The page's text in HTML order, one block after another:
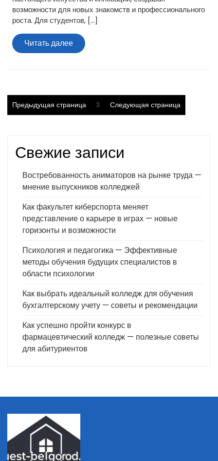
возможности для новых знакомств и профессионального
роста. Для студентов, […]
Читать далееЧитать
далее
Пагинация
записей
Предыдущая страница Страница
3 Следующая страница
Свежие записи
Востребованность аниматоров на рынке труда —
мнение выпускников колледжей
Как факультет киберспорта меняет
представление о карьере в играх — новые
горизонты и возможности
Психология и педагогика — Эффективные
методы обучения будущих специалистов в
области психологии
Как выбрать идеальный колледж для обучения
бухгалтерскому учету — советы и рекомендации
Как успешно пройти конкурс в
фармацевтический колледж — полезные советы
для абитуриентов